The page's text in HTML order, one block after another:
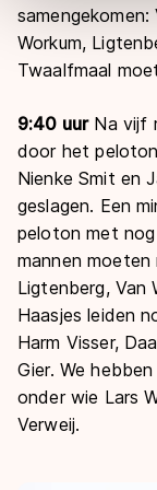
overdracht.
samengekomen:
Workum,
Twaalfmaal
9:40 uurNa vijf
door het
Nienke Smit en
geslagen. Een
peloton met
mannen
Ligtenberg, Van
Haasjes leiden
Harm Visser,
Gier. We
onder wie Lars
Verweij.